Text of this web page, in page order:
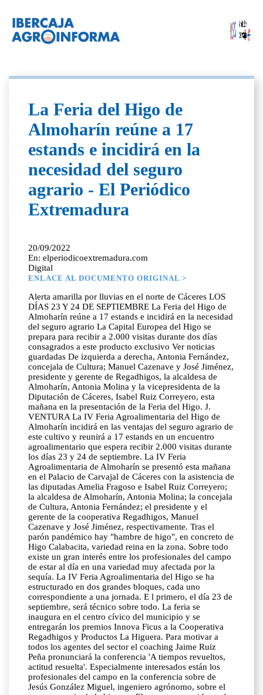
La Feria del Higo de
Almoharín reúne a 17
estands e incidirá en la
necesidad del seguro
agrario - El Periódico
Extremadura
20/09/2022
En: elperiodicoextremadura.com
Digital
ENLACE AL DOCUMENTO ORIGINAL >
Alerta amarilla por lluvias en el norte de Cáceres LOS
DÍAS 23 Y 24 DE SEPTIEMBRE La Feria del Higo de
Almoharín reúne a 17 estands e incidirá en la necesidad
del seguro agrario La Capital Europea del Higo se
prepara para recibir a 2.000 visitas durante dos días
consagrados a este producto exclusivo Ver noticias
guardadas De izquierda a derecha, Antonia Fernández,
concejala de Cultura; Manuel Cazenave y José Jiménez,
presidente y gerente de Regadhigos, la alcaldesa de
Almoharín, Antonia Molina y la vicepresidenta de la
Diputación de Cáceres, Isabel Ruiz Correyero, esta
mañana en la presentación de la Feria del Higo. J.
VENTURA La IV Feria Agroalimentaria del Higo de
Almoharín incidirá en las ventajas del seguro agrario de
este cultivo y reunirá a 17 estands en un encuentro
agroalimentario que espera recibir 2.000 visitas durante
los días 23 y 24 de septiembre. La IV Feria
Agroalimentaria de Almoharín se presentó esta mañana
en el Palacio de Carvajal de Cáceres con la asistencia de
las diputadas Amelia Fragoso e Isabel Ruiz Correyero;
la alcaldesa de Almoharín, Antonia Molina; la concejala
de Cultura, Antonia Fernández; el presidente y el
gerente de la cooperativa Regadhigos, Manuel
Cazenave y José Jiménez, respectivamente. Tras el
parón pandémico hay "hambre de higo", en concreto de
Higo Calabacita, variedad reina en la zona. Sobre todo
existe un gran interés entre los profesionales del campo
de estar al día en una variedad muy afectada por la
sequía. La IV Feria Agroalimentaria del Higo se ha
estructurado en dos grandes bloques, cada uno
correspondiente a una jornada. E l primero, el día 23 de
septiembre, será técnico sobre todo. La feria se
inaugura en el centro cívico del municipio y se
entregarán los premios Innova Ficus a la Cooperativa
Regadhigos y Productos La Higuera. Para motivar a
todos los agentes del sector el coaching Jaime Ruiz
Peña pronunciará la conferencia 'A tiempos revueltos,
actitud resuelta'. Especialmente interesados están los
profesionales del campo en la conferencia sobre de
Jesús González Miguel, ingeniero agrónomo, sobre el